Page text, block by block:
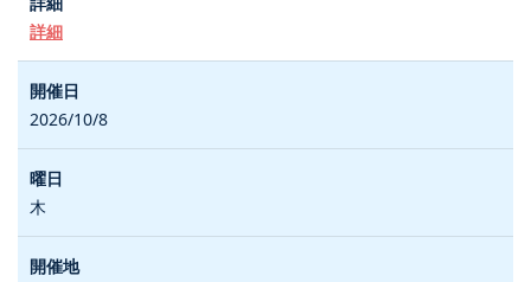
詳細
2026/10/8
木